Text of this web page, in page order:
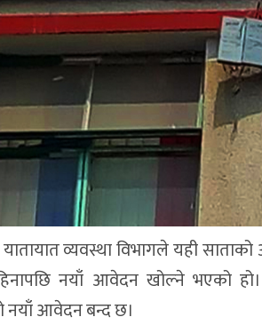
यातायात व्यवस्था विभागले यही
नयाँ आवेदन खोल्ने भएको
नयाँ आवेदन बन्द छ।